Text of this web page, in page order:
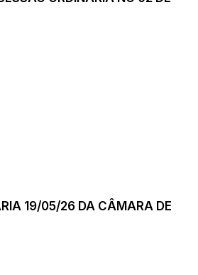
19/05/26 DA CÂMARA DE